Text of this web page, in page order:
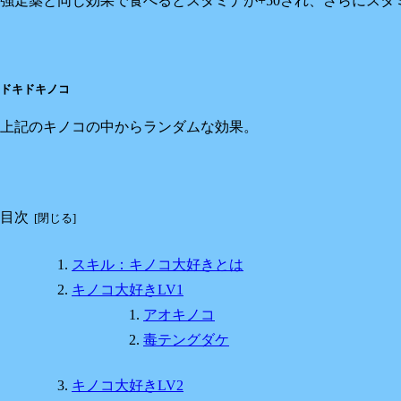
ドキドキノコ
上記のキノコの中からランダムな効果。
目次
スキル：キノコ大好きとは
キノコ大好きLV1
アオキノコ
毒テングダケ
キノコ大好きLV2